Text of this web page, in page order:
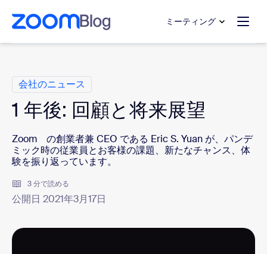
テンツへスキップ
ットへスキップ
ミーティング
会社のニュース
1 年後: 回顧と将来展望
Zoom の創業者兼 CEO である Eric S. Yuan が、パンデ
ミック時の従業員とお客様の課題、新たなチャンス、体
験を振り返っています。
3 分で読める
公開日 2021年3月17日